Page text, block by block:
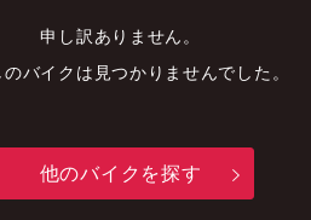
申し訳ありません。
バイクは見つかりませんでした。
他のバイクを探す